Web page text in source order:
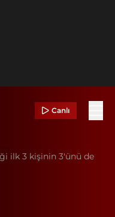
Canlı
ilk 3 kişinin 3'ünü de